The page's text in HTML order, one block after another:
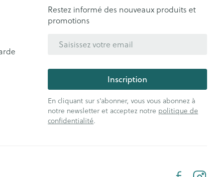
Restez informé des nouveaux produits et
promotions
Inscription
En cliquant sur s'abonner, vous vous abonnez à
notre newsletter et acceptez notre politique de
confidentialité.